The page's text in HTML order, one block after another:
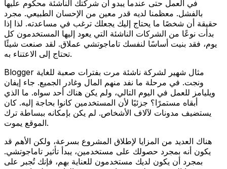
في العمل حتى عندما يبدو أن شركتك الناشئة محكوم عليها
بالفشل. معظمنا لديه قدر معين من الإحسان الطبيعي. مجرد
حقيقة أن شخصًا ما يحتاج إليك يجعلك ترغب في مساعدته. لذا إذا
بدأت نوعًا من الشركات الناشئة التي يعود إليها المستخدمون كل
يوم، فقد بنيت أساسًا لنفسك تاماجوتشي عملاق. لقد صنعت شيئًا
تحتاج إلى الاعتناء به.
Blogger مثال شهير لشركة ناشئة مرت بفترات صعبة للغاية
ونجت. في مرحلة ما نفد منهم المال وغادر الجميع. جاء إيفان
ويليامز للعمل في اليوم التالي، ولم يكن هناك أحد سواه. ما الذي
أبقاه مستمرًا؟ جزئيًا لأن المستخدمين كانوا بحاجة إليه. كان
يستضيف مدونات لآلاف الأشخاص. لم يكن بإمكانه ببساطة ترك
الموقع يموت.
هناك العديد من المزايا لإطلاق المشروع بسرعة، ولكن الأهم قد
يكون أنه بمجرد حصولك على مستخدمين، يبدأ تأثير تاماجوتشي.
بمجرد أن يكون لديك مستخدمون للعناية بهم، فإنك تُجبر على